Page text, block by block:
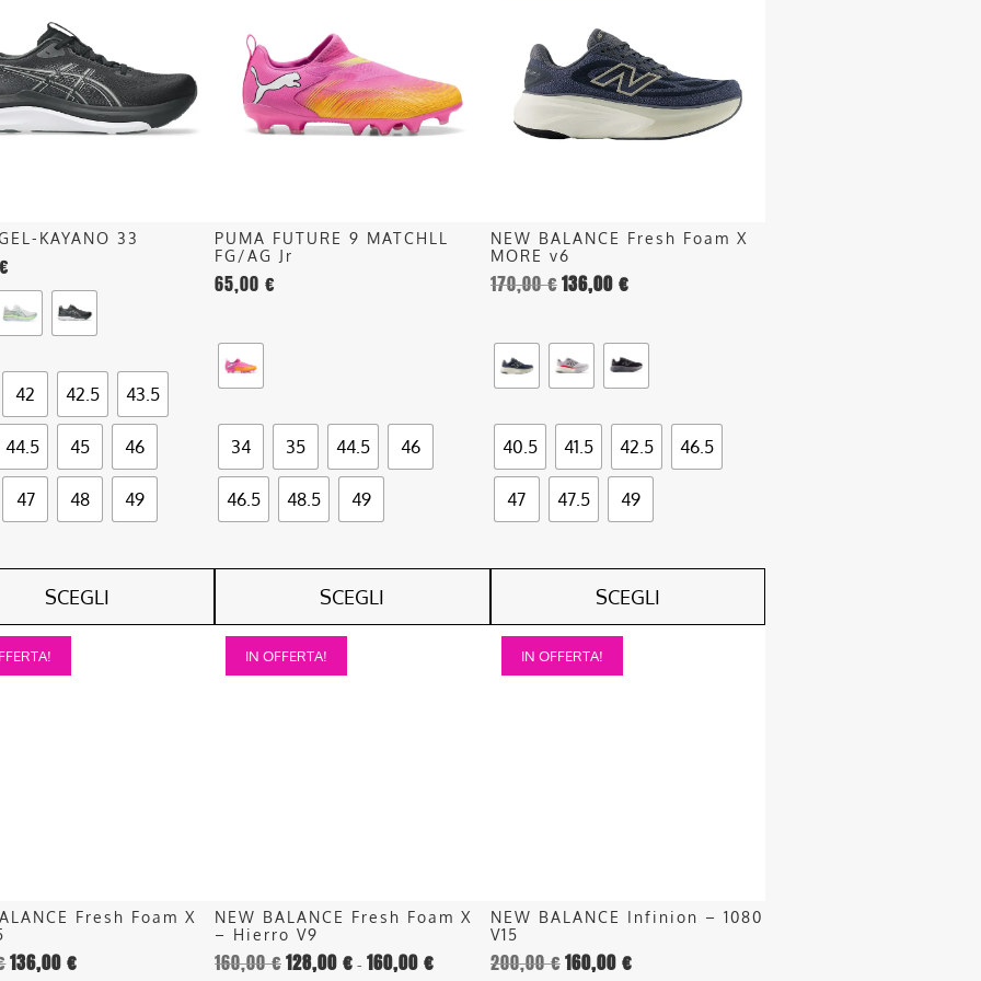
KAYANO 33
€
42 42.5 43.5
44.5 45 46
47 48 49
SCEGLI
PUMA FUTURE 9 MATCHLL
FG/AG Jr
65,00€
34 35 44.5 46
46.5 48.5 49
SCEGLI
varianti.
opzioni
pagina
del
prodotto
NEW BALANCE Fresh Foam X
MORE v6
170,00€136,00 €
40.5 41.5 42.5 46.5
47 47.5 49
SCEGLI
varianti.
opzioni
possono
pagina
del
prodotto
Fresh Foam X
136,00€
IN OFFERTA!
NEW BALANCE Fresh Foam X
– Hierro V9
160,00€128,00€ - 160,00€Fascia
Questo
prodotto
pagina
del
IN OFFERTA!
NEW BALANCE Infinion – 1080
V15
200,00€160,00 €
Questo
prodotto
pagina
del